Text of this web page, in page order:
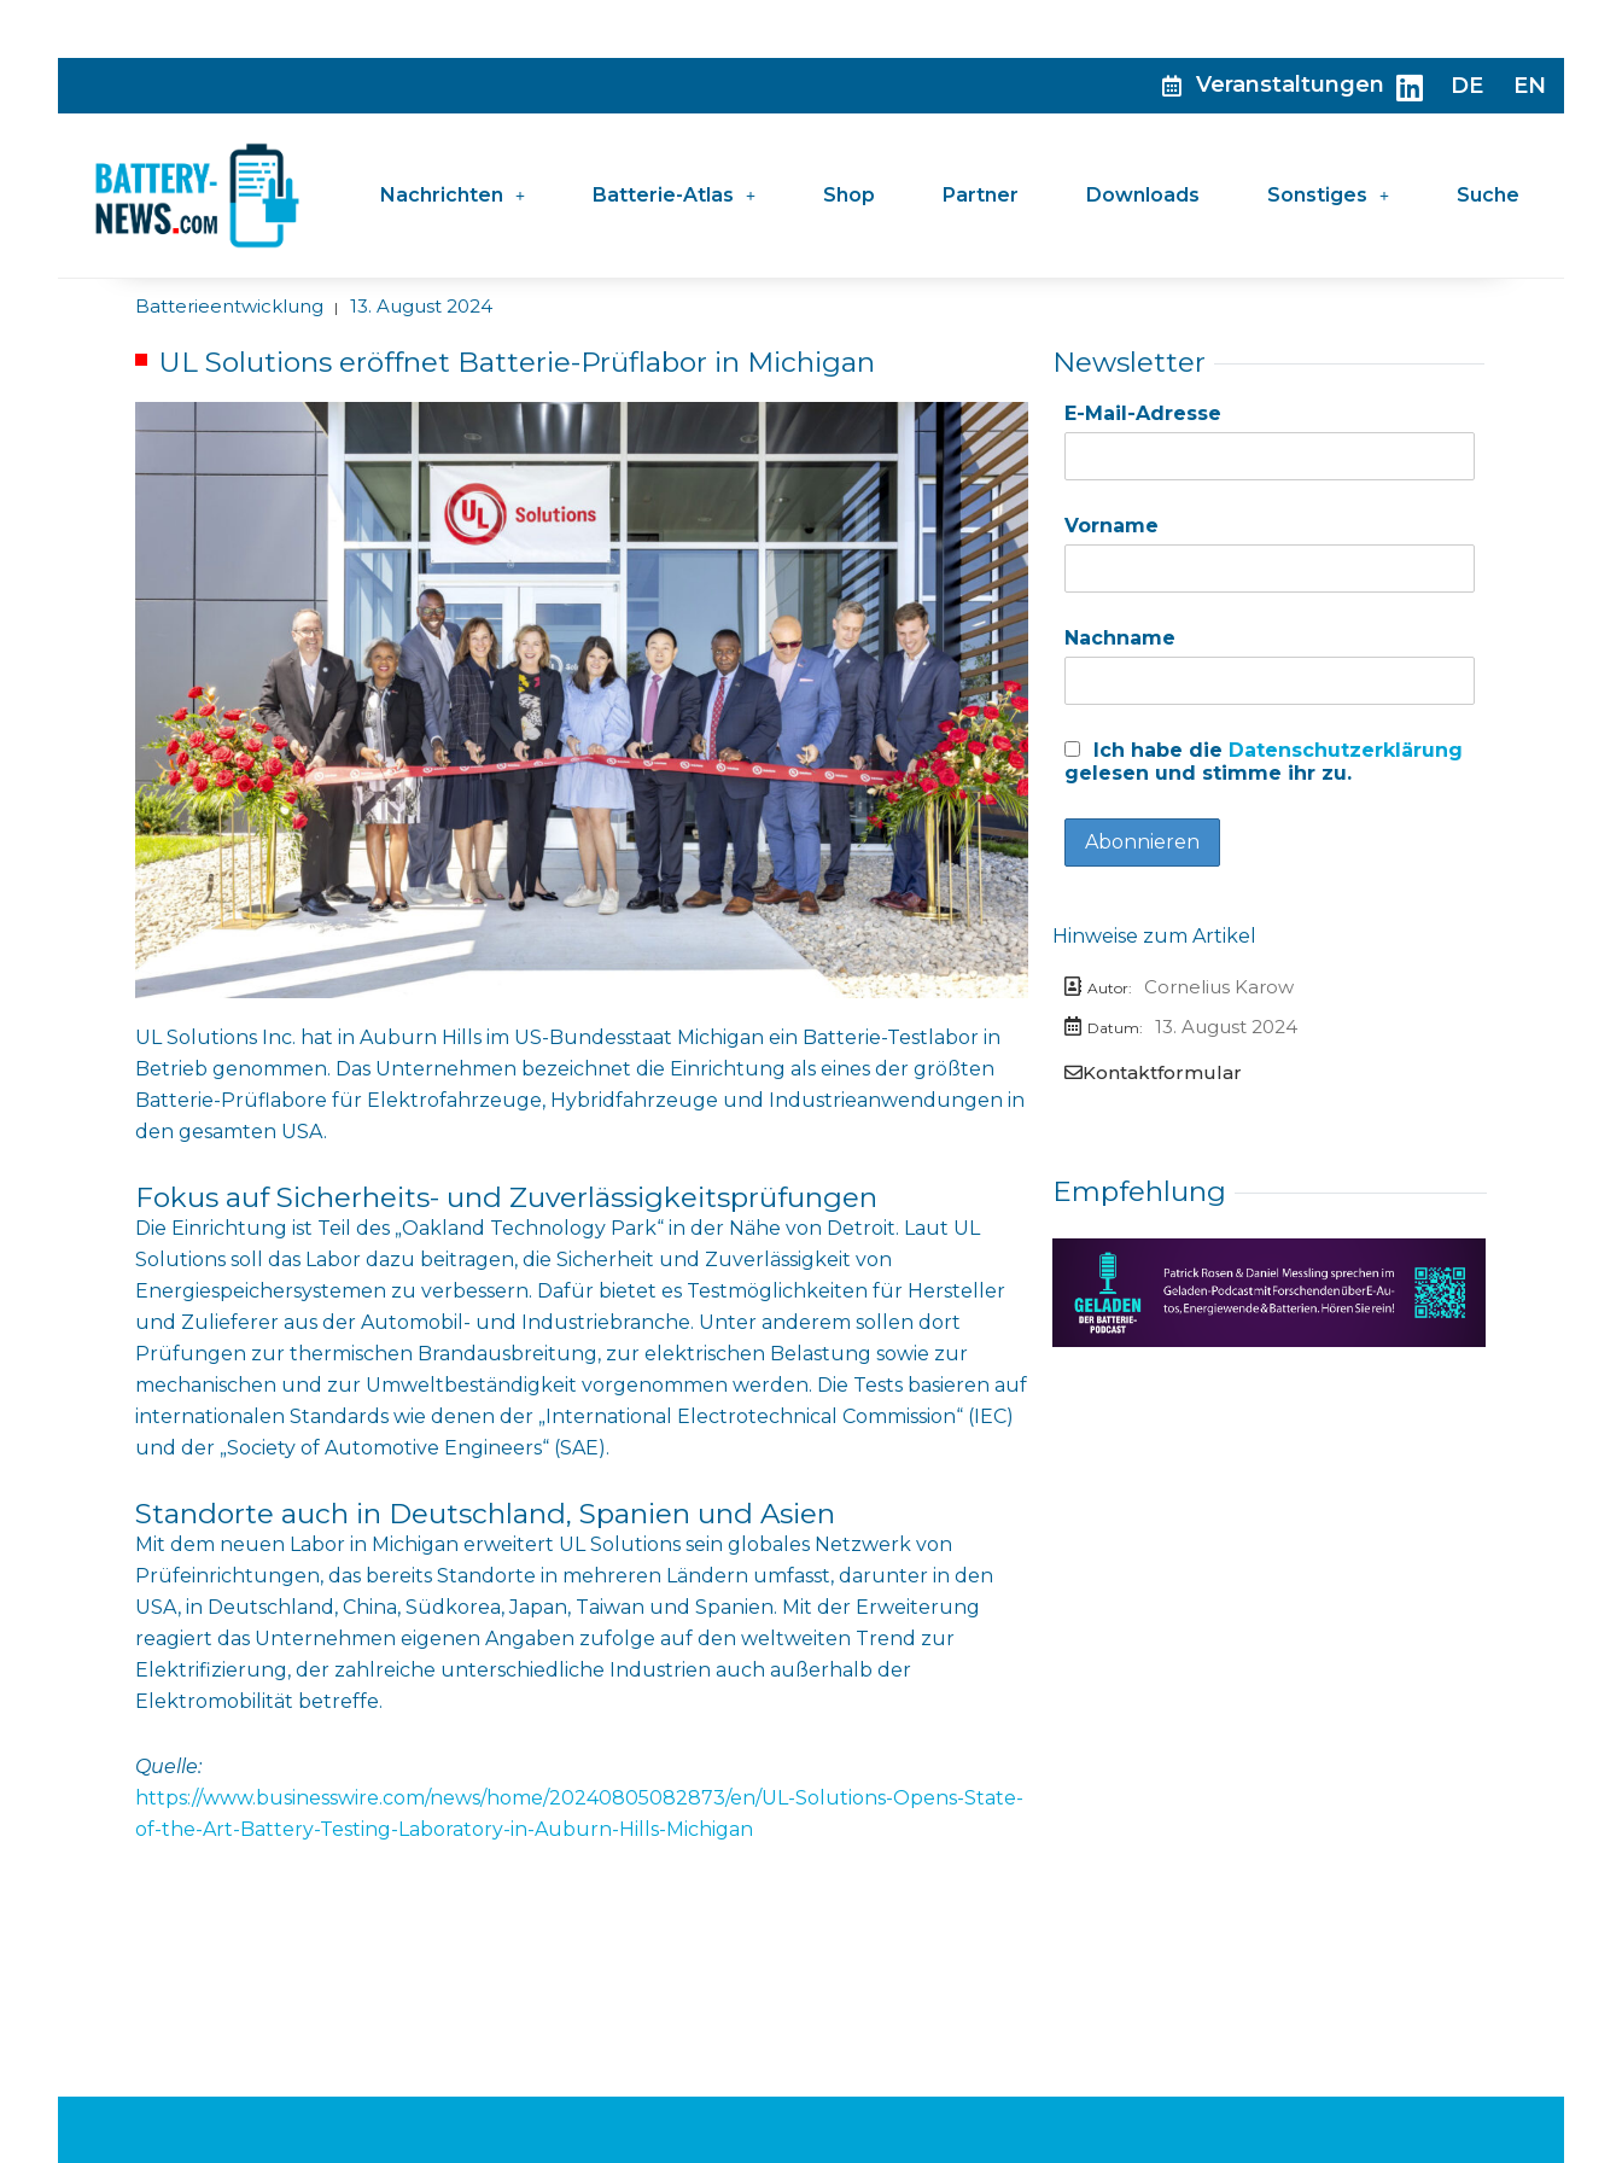
Veranstaltungen DE EN
Nachrichten Batterie-Atlas Shop Partner Downloads Sonstiges Suche
Batterieentwicklung | 13. August 2024
UL Solutions eröffnet Batterie-Prüflabor in Michigan
UL Solutions Inc. hat in Auburn Hills im US-Bundesstaat Michigan ein Batterie-Testlabor in
Betrieb genommen. Das Unternehmen bezeichnet die Einrichtung als eines der größten
Batterie-Prüflabore für Elektrofahrzeuge, Hybridfahrzeuge und Industrieanwendungen in
den gesamten USA.
Fokus auf Sicherheits- und Zuverlässigkeitsprüfungen
Die Einrichtung ist Teil des „Oakland Technology Park“ in der Nähe von Detroit. Laut UL
Solutions soll das Labor dazu beitragen, die Sicherheit und Zuverlässigkeit von
Energiespeichersystemen zu verbessern. Dafür bietet es Testmöglichkeiten für Hersteller
und Zulieferer aus der Automobil- und Industriebranche. Unter anderem sollen dort
Prüfungen zur thermischen Brandausbreitung, zur elektrischen Belastung sowie zur
mechanischen und zur Umweltbeständigkeit vorgenommen werden. Die Tests basieren auf
internationalen Standards wie denen der „International Electrotechnical Commission“ (IEC)
und der „Society of Automotive Engineers“ (SAE).
Standorte auch in Deutschland, Spanien und Asien
Mit dem neuen Labor in Michigan erweitert UL Solutions sein globales Netzwerk von
Prüfeinrichtungen, das bereits Standorte in mehreren Ländern umfasst, darunter in den
USA, in Deutschland, China, Südkorea, Japan, Taiwan und Spanien. Mit der Erweiterung
reagiert das Unternehmen eigenen Angaben zufolge auf den weltweiten Trend zur
Elektrifizierung, der zahlreiche unterschiedliche Industrien auch außerhalb der
Elektromobilität betreffe.
Quelle:
https://www.businesswire.com/news/home/20240805082873/en/UL-Solutions-Opens-State-
of-the-Art-Battery-Testing-Laboratory-in-Auburn-Hills-Michigan
Newsletter
E-Mail-Adresse
Vorname
Nachname
Ich habe die Datenschutzerklärung
gelesen und stimme ihr zu.
Hinweise zum Artikel
Autor: Cornelius Karow
Datum:
13. August 2024
Kontaktformular
Empfehlung